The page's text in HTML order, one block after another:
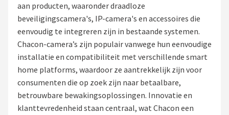
NAS
POPULAIRE MERKEN
Home-Locking
aan producten, waaronder draadloze
beveiligingscamera's, IP-camera's en accessoires die
eenvoudig te integreren zijn in bestaande systemen.
Chacon-camera’s zijn populair vanwege hun eenvoudige
installatie en compatibiliteit met verschillende smart
home platforms, waardoor ze aantrekkelijk zijn voor
consumenten die op zoek zijn naar betaalbare,
betrouwbare bewakingsoplossingen. Innovatie en
klanttevredenheid staan centraal, wat Chacon een